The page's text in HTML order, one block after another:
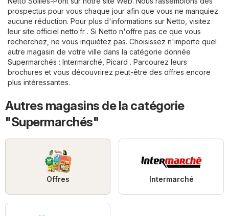
prospectus pour vous chaque jour afin que vous ne manquiez
aucune réduction. Pour plus d'informations sur Netto, visitez
leur site officiel netto.fr . Si Netto n'offre pas ce que vous
recherchez, ne vous inquiétez pas. Choisissez n'importe quel
autre magasin de votre ville dans la catégorie donnée
Supermarchés : Intermarché Picard . Parcourez leurs
brochures et vous découvrirez peut-être des offres encore
plus intéressantes.
Autres magasins de la catégorie
"Supermarchés"
Offres Intermarché